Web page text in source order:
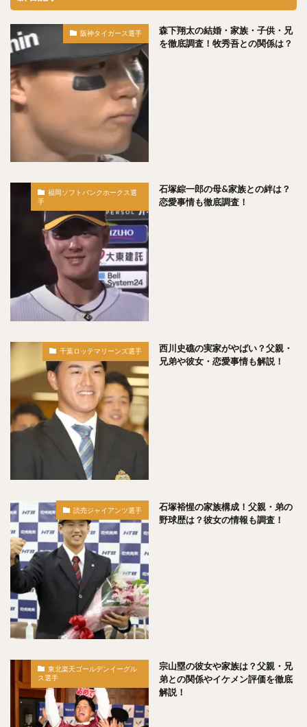
阪神タイガース選手
森下翔太の結婚・家族・子供・兄
を徹底調査！牧秀吾との関係は？
福岡ソフトバンクホークス選
手
石塚綜一郎の母&家族との絆は？
恋愛事情も徹底調査！
千葉ロッテマリーンズ選手
西川史礁の実家がやばい？父親・
兄弟や彼女・恋愛事情も解説！
読売ジャイアンツ選手
石塚裕惺の家族構成！父親・弟の
野球歴は？彼女の情報も調査！
東北楽天ゴールデンイーグル
ス選手
宗山塁の彼女や家族は？父親・兄
弟との関係やイケメン評価を徹底
解説！
工藤公康（くどうきみやす）
松中信彦（まつなかのぶひこ）
水谷瞬（みずたにしゅん）
茂木栄五郎（もぎえいごろう）
高橋朋己（たかはしともみ）
中村悠平（なかむらゆうへい）
秋吉亮（あきよしりょう）
スティーブン・モヤ・メルセデス
根尾昂（ねおあきら）
上茶谷大河（かみちゃたにたいが）
高山俊（たかやましゅん）
安達了一（あだちりょういち）
赤星憲広（あかほしのりひろ）
畠山和洋（はたけやまかずひろ）
石井一成（いしいかずなり）
柳裕也（やなぎゆうや）
平沢大河（ひらさわたいが）
デニス・サファテ
井口資仁（いぐちただひと）
坂本勇人（さかもとはやと）
小久保裕紀（こくぼひろき）
市川友也（いちかわともや）
永江恭平（ながえきょうへい）
甲斐野央（かいのひろし）
川端慎吾（かわばたしんご）
堀瑞輝（ほりみずき）
野村祐輔（のむらゆうすけ）
岡田貴弘（おかだたかひろ）
大野雄大（おおのゆうだい）
濱口遥大（はまぐちはるひろ）
糸原健斗（いとはらけんと）
コーリー・スパンジェンバーグ
荻野貴司（おぎのたかし）
銀次（ぎんじ）
林晃汰（はやしこうた）
藤岡裕大（ふじおかゆうだい）
又吉克樹（またよしかつき）
森下暢仁（もりしたまさと）